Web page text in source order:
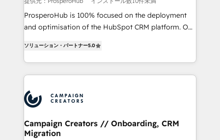
ProsperoHub is 100% focused on the deployment
and optimisation of the HubSpot CRM platform. Our
ensure that you achieve maximum adoption and
ROI from your HubSpot investment. Use our
extensive HubSpot, sales, marketing, service and
HubSpot journey, design and implement your
processes and skilfully bring your revenue
infrastructure to life. Our collaborative approach
keeps you in control whilst we plan and support the
ソリューション・パートナー5.0
Campaign Creators // Onboarding, CRM
Migration